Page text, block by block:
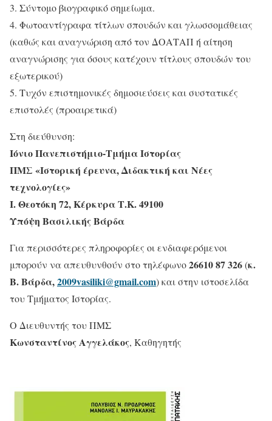
3. Σύντομο βιογραφικό σημείωμα.
4. Φωτοαντίγραφα τίτλων σπουδών και γλωσσομάθειας
(καθώς και αναγνώριση από τον ΔΟΑΤΑΠ ή αίτηση
αναγνώρισης για όσους κατέχουν τίτλους σπουδών του
εξωτερικού)
5. Τυχόν επιστημονικές δημοσιεύσεις και συστατικές
επιστολές (προαιρετικά)
Στη διεύθυνση:
Ιόνιο Πανεπιστήμιο-Τμήμα Ιστορίας
ΠΜΣ «Ιστορική έρευνα, Διδακτική και Νέες
τεχνολογίες»
Ι. Θεοτόκη 72, Κέρκυρα Τ.Κ. 49100
Υπόψη Βασιλικής Βάρδα
Για περισσότερες πληροφορίες οι ενδιαφερόμενοι
μπορούν να απευθυνθούν στο τηλέφωνο26610 87 326(κ.
Β. Βάρδα,2009vasiliki@gmail.com) και στην ιστοσελίδα
του Τμήματος Ιστορίας.
Ο Διευθυντής του ΠΜΣ
Κωνσταντίνος Αγγελάκος, Καθηγητής